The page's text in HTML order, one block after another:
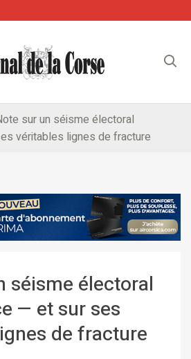
sur un séisme électoral
véritables lignes de fracture
séisme électoral
— et sur ses
de fracture